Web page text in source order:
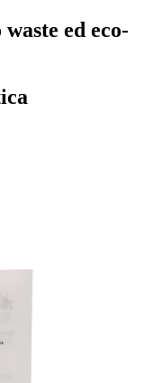
ed eco-